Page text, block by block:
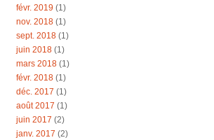
févr. 2019 (1)
nov. 2018 (1)
sept. 2018 (1)
juin 2018 (1)
mars 2018 (1)
févr. 2018 (1)
déc. 2017 (1)
août 2017 (1)
juin 2017 (2)
janv. 2017 (2)